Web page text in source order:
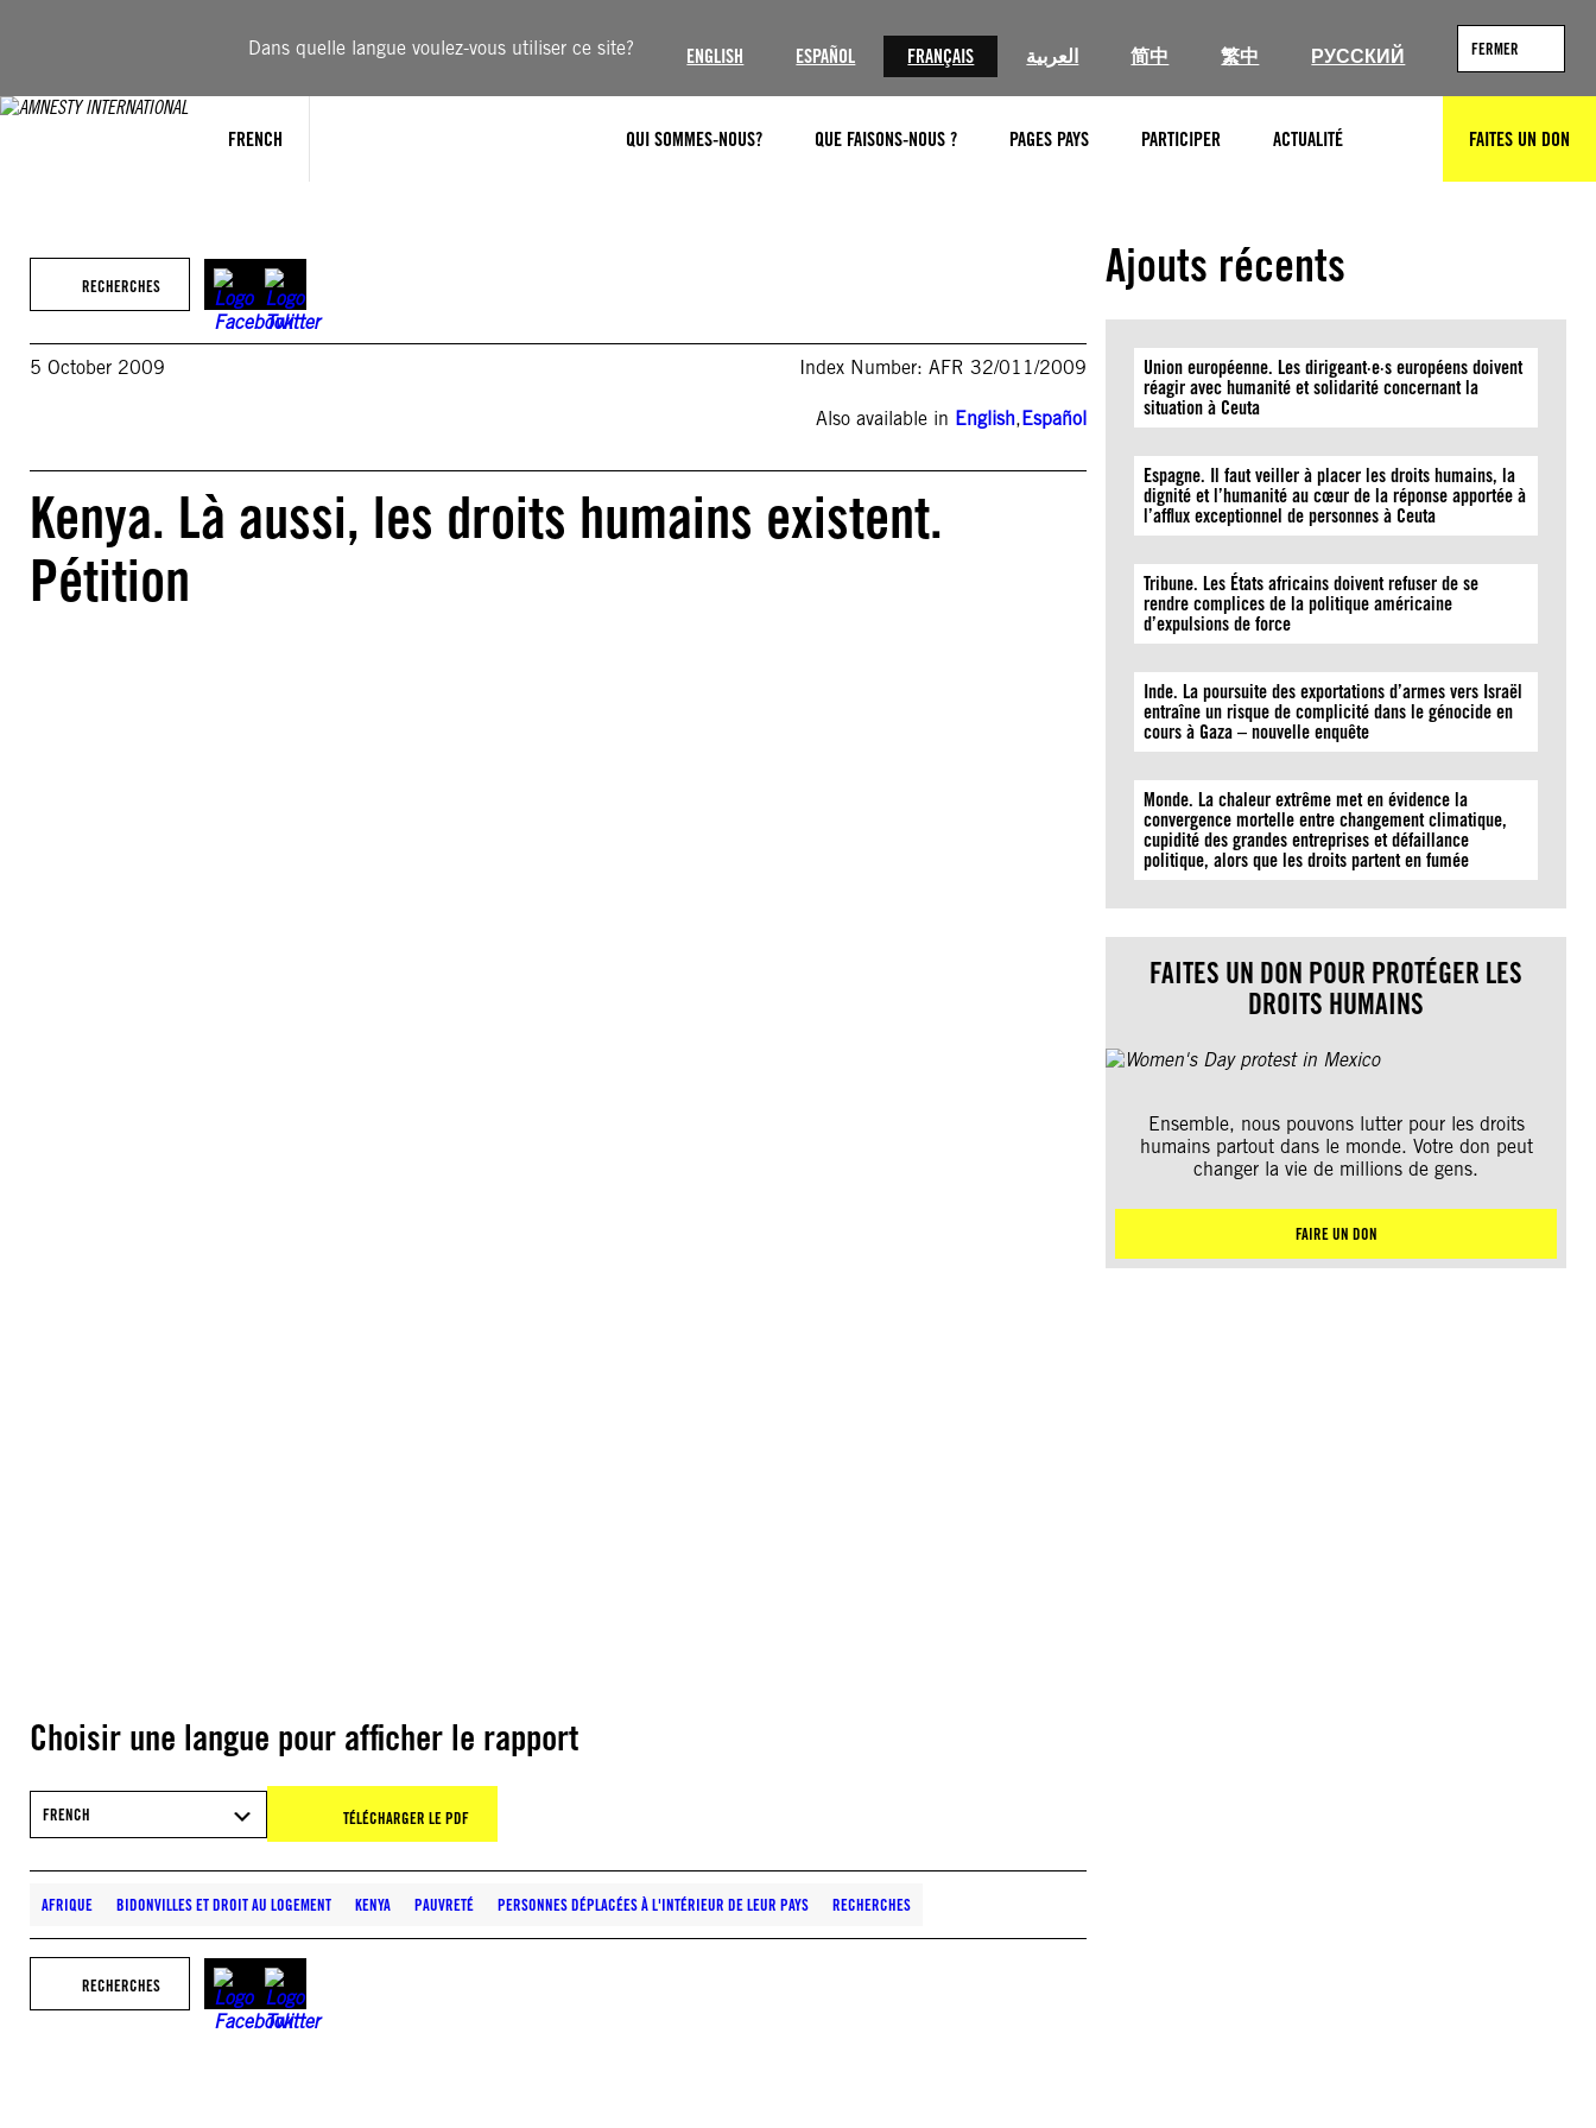
Dans quelle langue voulez-vous utiliser ce site? ENGLISH ESPAÑOL FRANÇAIS العربية 简中 繁中 РУССКИЙ FERMER
FRENCH QUI SOMMES-NOUS? QUE FAISONS-NOUS ? PAGES PAYS PARTICIPER ACTUALITÉ RECHERCHERFAITES UN DON
RECHERCHES
5 October 2009 Index Number: AFR 32/011/2009
Also available in English,Español
Kenya. Là aussi, les droits humains existent.
Pétition
Choisir une langue pour afficher le rapport
FRENCH TÉLÉCHARGER LE PDF
AFRIQUE BIDONVILLES ET DROIT AU LOGEMENT KENYA PAUVRETÉ PERSONNES DÉPLACÉES À L'INTÉRIEUR DE LEUR PAYS RECHERCHES
RECHERCHES
Ajouts récents
Union européenne. Les dirigeant·e·s européens doivent
réagir avec humanité et solidarité concernant la
situation à Ceuta
Espagne. Il faut veiller à placer les droits humains, la
dignité et l’humanité au cœur de la réponse apportée à
l’afflux exceptionnel de personnes à Ceuta
Tribune. Les États africains doivent refuser de se
rendre complices de la politique américaine
d’expulsions de force
Inde. La poursuite des exportations d’armes vers Israël
entraîne un risque de complicité dans le génocide en
cours à Gaza – nouvelle enquête
Monde. La chaleur extrême met en évidence la
convergence mortelle entre changement climatique,
cupidité des grandes entreprises et défaillance
politique, alors que les droits partent en fumée
FAITES UN DON POUR PROTÉGER LES
DROITS HUMAINS
Ensemble, nous pouvons lutter pour les droits
humains partout dans le monde. Votre don peut
changer la vie de millions de gens.
FAIRE UN DON